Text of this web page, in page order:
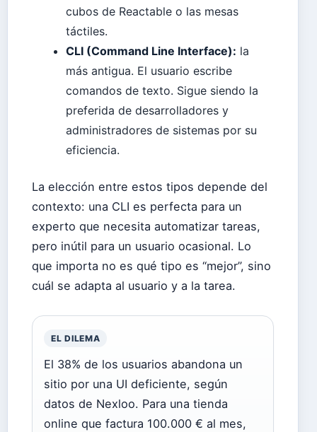
cubos de Reactable o las mesas
táctiles.
CLI (Command Line Interface): la
más antigua. El usuario escribe
comandos de texto. Sigue siendo la
preferida de desarrolladores y
administradores de sistemas por su
eficiencia.
La elección entre estos tipos depende del
contexto: una CLI es perfecta para un
experto que necesita automatizar tareas,
pero inútil para un usuario ocasional. Lo
que importa no es qué tipo es “mejor”, sino
cuál se adapta al usuario y a la tarea.
EL DILEMA
El 38% de los usuarios abandona un
sitio por una UI deficiente, según
datos de Nexloo. Para una tienda
online que factura 100.000 € al mes,